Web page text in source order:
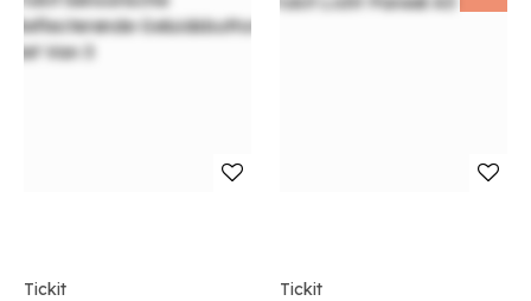
Tickit Tickit